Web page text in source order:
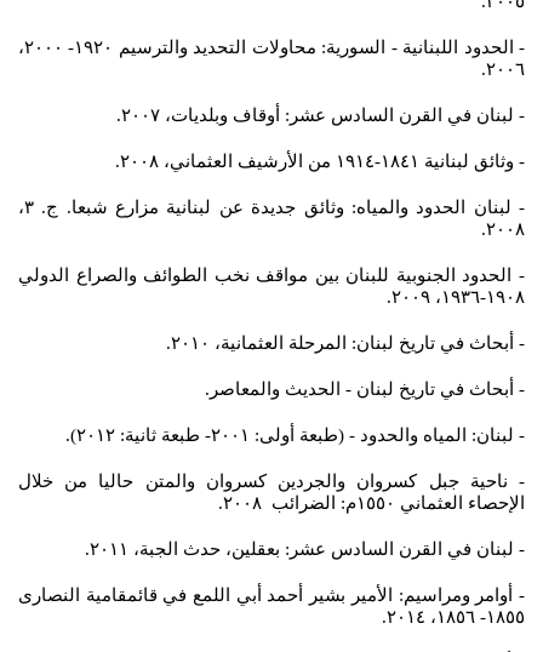
- الحدود اللبنانية - السورية: محاولات التحديد والترسيم ١٩٢٠- ٢٠٠٠،
٢٠٠٦.
- لبنان في القرن السادس عشر: أوقاف وبلديات، ٢٠٠٧.
- وثائق لبنانية ١٨٤١-١٩١٤ من الأرشيف العثماني، ٢٠٠٨.
- لبنان الحدود والمياه: وثائق جديدة عن لبنانية مزارع شبعا. ج. ٣،
٢٠٠٨.
- الحدود الجنوبية للبنان بين مواقف نخب الطوائف والصراع الدولي
١٩٠٨-١٩٣٦، ٢٠٠٩.
- أبحاث في تاريخ لبنان: المرحلة العثمانية، ٢٠١٠.
- أبحاث في تاريخ لبنان - الحديث والمعاصر.
- لبنان: المياه والحدود - (طبعة أولى: ٢٠٠١- طبعة ثانية: ٢٠١٢).
- ناحية جبل كسروان والجردين كسروان والمتن حاليا من خلال
الإحصاء العثماني ١٥٥٠م: الضرائب ٢٠٠٨.
- لبنان في القرن السادس عشر: بعقلين، حدث الجبة، ٢٠١١.
- أوامر ومراسيم: الأمير بشير أحمد أبي اللمع في قائمقامية النصارى
١٨٥٥- ١٨٥٦، ٢٠١٤.